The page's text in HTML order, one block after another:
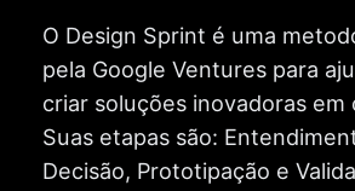
O Design Sprint é uma
pela Google Ventures para
criar soluções inovadoras em
Suas etapas são:
Decisão, Prototipação e